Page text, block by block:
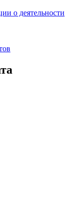
о деятельности